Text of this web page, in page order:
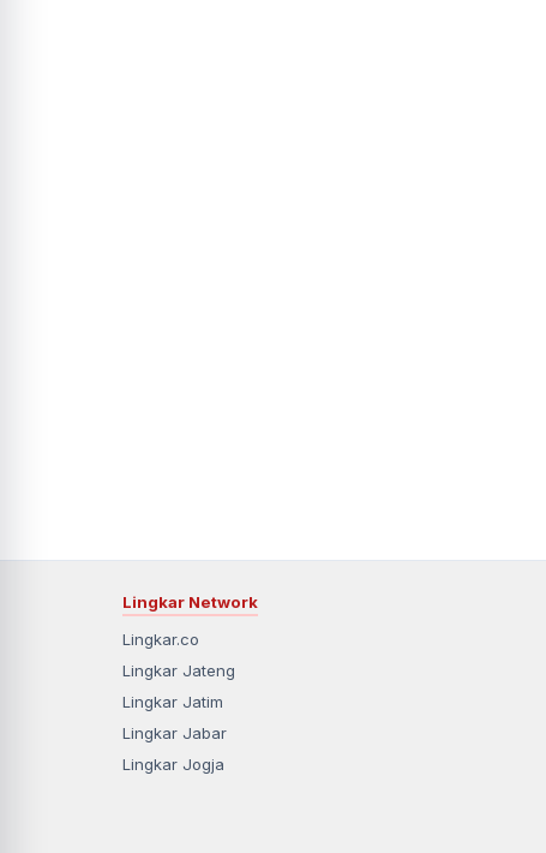
Lingkar Network
Lingkar.co
Lingkar Jateng
Lingkar Jatim
Lingkar Jabar
Lingkar Jogja